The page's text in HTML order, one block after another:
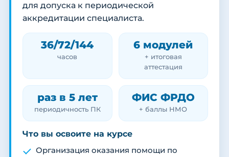
для допуска к периодической
аккредитации специалиста.
36/72/144
часов
6 модулей
+ итоговая
аттестация
раз в 5 лет
периодичность ПК
ФИС ФРДО
+ баллы НМО
Что вы освоите на курсе
Организация оказания помощи по